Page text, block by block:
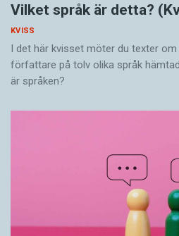
Vilket språk är detta?
KVISS
I det här kvisset möter du texter
författare på tolv olika språk
är språken?